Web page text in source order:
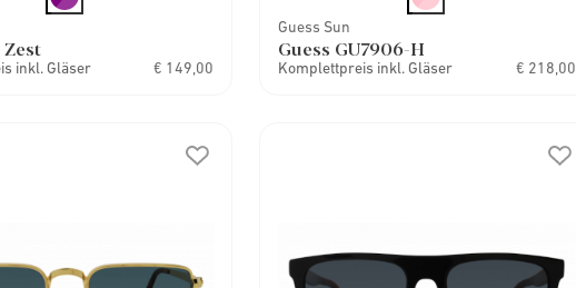
inkl. Gläser € 149,00
Guess Sun
Guess GU7906-H
Komplettpreis inkl. Gläser € 218,00